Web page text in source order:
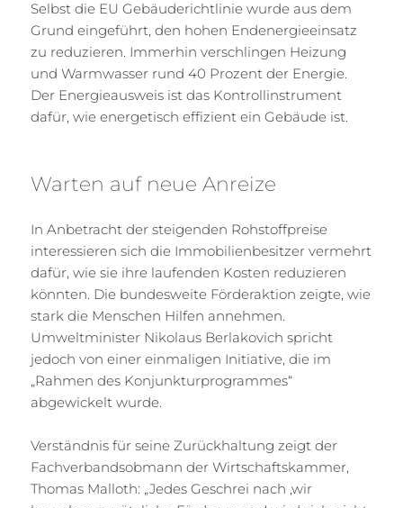
Selbst die EU Gebäuderichtlinie wurde aus dem
Grund eingeführt, den hohen Endenergieeinsatz
zu reduzieren. Immerhin verschlingen Heizung
und Warmwasser rund 40 Prozent der Energie.
Der Energieausweis ist das Kontrollinstrument
dafür, wie energetisch effizient ein Gebäude ist.
Warten auf neue Anreize
In Anbetracht der steigenden Rohstoffpreise
interessieren sich die Immobilienbesitzer vermehrt
dafür, wie sie ihre laufenden Kosten reduzieren
könnten. Die bundesweite Förderaktion zeigte, wie
stark die Menschen Hilfen annehmen.
Umweltminister Nikolaus Berlakovich spricht
jedoch von einer einmaligen Initiative, die im
„Rahmen des Konjunkturprogrammes“
abgewickelt wurde.
Verständnis für seine Zurückhaltung zeigt der
Fachverbandsobmann der Wirtschaftskammer,
Thomas Malloth: „Jedes Geschrei nach ‚wir